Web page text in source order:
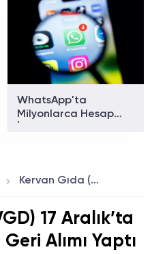
Sunuyor
WhatsApp'ta
Milyonlarca Hesap
Kervan Gıda (KRVGD) 17 Aralık’ta 300.000 Lot Hisse Geri Alımı Yaptı
17 Aralık’ta
Alımı Yaptı